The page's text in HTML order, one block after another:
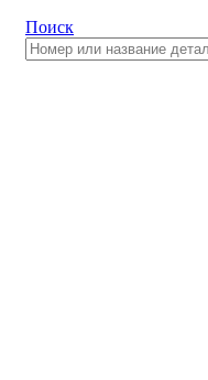
Поиск